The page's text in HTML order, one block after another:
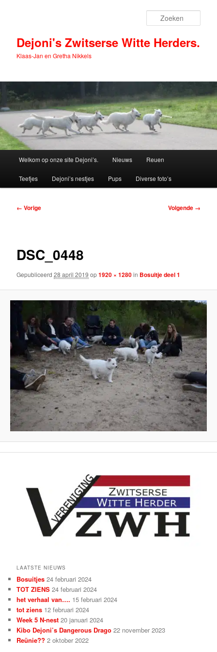
inhoudDejoni's Zwitserse Witte Herders.
Klaas-Jan en Gretha Nikkels
Welkom op onze site Dejoni’s. Nieuws Reuen
Teefjes Dejoni’s nestjes Pups Diverse foto’s
Afbeeldingsnavigatie
← Vorige Volgende →
DSC_0448
Gepubliceerd28 april 2019 op1920 × 1280in Bosuitje deel 1
LAATSTE NIEUWS
Bosuitjes 24 februari 2024
TOT ZIENS 24 februari 2024
het verhaal van…. 15 februari 2024
tot ziens 12 februari 2024
Week 5 N-nest 20 januari 2024
Kibo Dejoni’s Dangerous Drago 22 november 2023
Reünie?? 2 oktober 2022